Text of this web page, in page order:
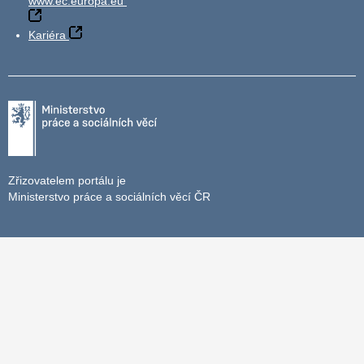
Kariéra
Zřizovatelem portálu je
Ministerstvo práce a sociálních věcí ČR